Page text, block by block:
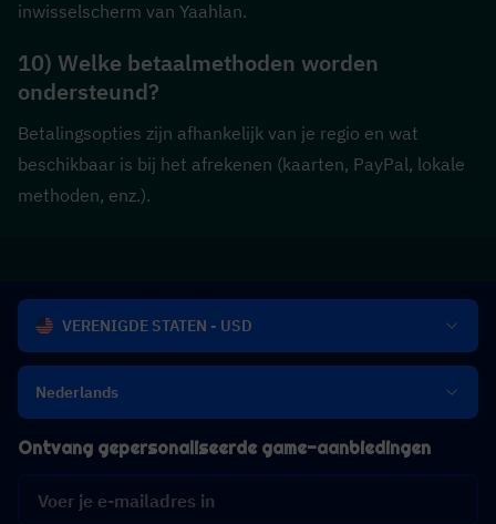
inwisselscherm van Yaahlan.
10) Welke betaalmethoden worden
ondersteund?
Betalingsopties zijn afhankelijk van je regio en wat
beschikbaar is bij het afrekenen (kaarten, PayPal, lokale
methoden, enz.).
VERENIGDE STATEN - USD
Nederlands
Ontvang gepersonaliseerde game-aanbiedingen